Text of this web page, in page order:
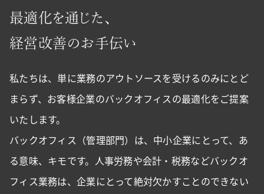
最適化を通 じた 、
経営改善のお手伝い
私たちは、単に業務のアウトソースを受けるのみにとど
まらず、お客様企業のバックオフィスの最適化をご提案
いたします。
バックオフィス（管理部門）は、中小企業にとって、あ
る意味、キモです。人事労務や会計・税務などバックオ
フィス業務は、企業にとって絶対欠かすことのできない